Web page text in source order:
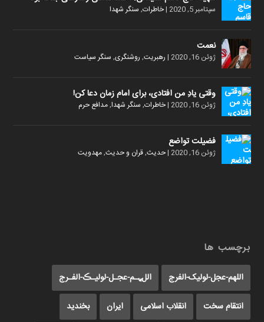
سپتامبر 5, 2020 |خاطرات, سنگر شهدا
نعمت
ژوئن 16, 2020 | رهبریت, روشنگری, سنگر سیاست
وقتی یادِ من افتادی، برای امام زمان دعا کن!
ژوئن 16, 2020 |خاطرات, سنگر شهدا,مدافع حرم
فضیلت تواضع
ژوئن 16, 2020 |حدیث,قران و حدیث,مهدویت
برچسب ها
اللهم-عجل-لولیک-الفرج اللﮩـم-عجـل-لولیـڪ-الفـرج
انتقام سخت انقلاب اسلامی ایران بخندید